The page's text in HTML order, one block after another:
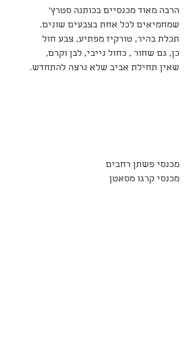
הרבה מאוד מכנסיים בכותנה סטרץ'
שמחמיאים לכל אחת בצבעים שונים.
תכלת בהיר, טורקיז מפתיע, צבע חול
כן, גם שחור , כחול נייבי, לבן וקרם,
שאין תחילת אביב שלא נרצה להתחדש.
מכנסי פשתן רחבים
מכנסי קרגו מסאטן